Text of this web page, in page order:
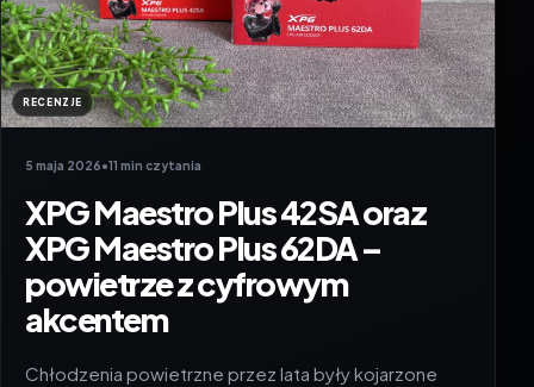
RECENZJE
5 maja 2026•11 min czytania
XPG Maestro Plus 42SA oraz
XPG Maestro Plus 62DA –
powietrze z cyfrowym
akcentem
Chłodzenia powietrzne przez lata były kojarzone